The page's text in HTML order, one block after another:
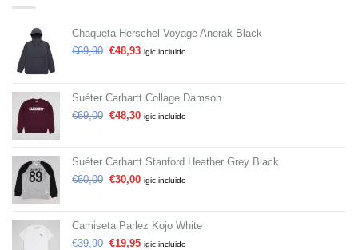
Chaqueta Herschel Voyage Anorak Black
€69,90 €48,93 igic incluido
Suéter Carhartt Collage Damson
€69,00 €48,30 igic incluido
Suéter Carhartt Stanford Heather Grey Black
€60,00 €30,00 igic incluido
Camiseta Parlez Kojo White
€39,90 €19,95 igic incluido